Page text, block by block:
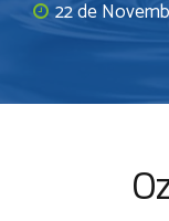
22 de